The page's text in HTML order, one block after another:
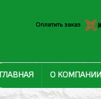
ГЛАВНАЯ О КОМПАНИИ
Оплатить заказ